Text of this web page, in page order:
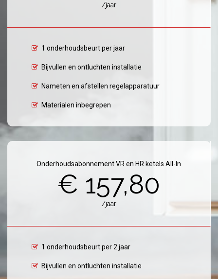
/jaar
1 onderhoudsbeurt per jaar
Bijvullen en ontluchten installatie
Nameten en afstellen regelapparatuur
Materialen inbegrepen
Onderhoudsabonnement VR en HR ketels All-In
€ 157,80
/jaar
1 onderhoudsbeurt per 2 jaar
Bijvullen en ontluchten installatie